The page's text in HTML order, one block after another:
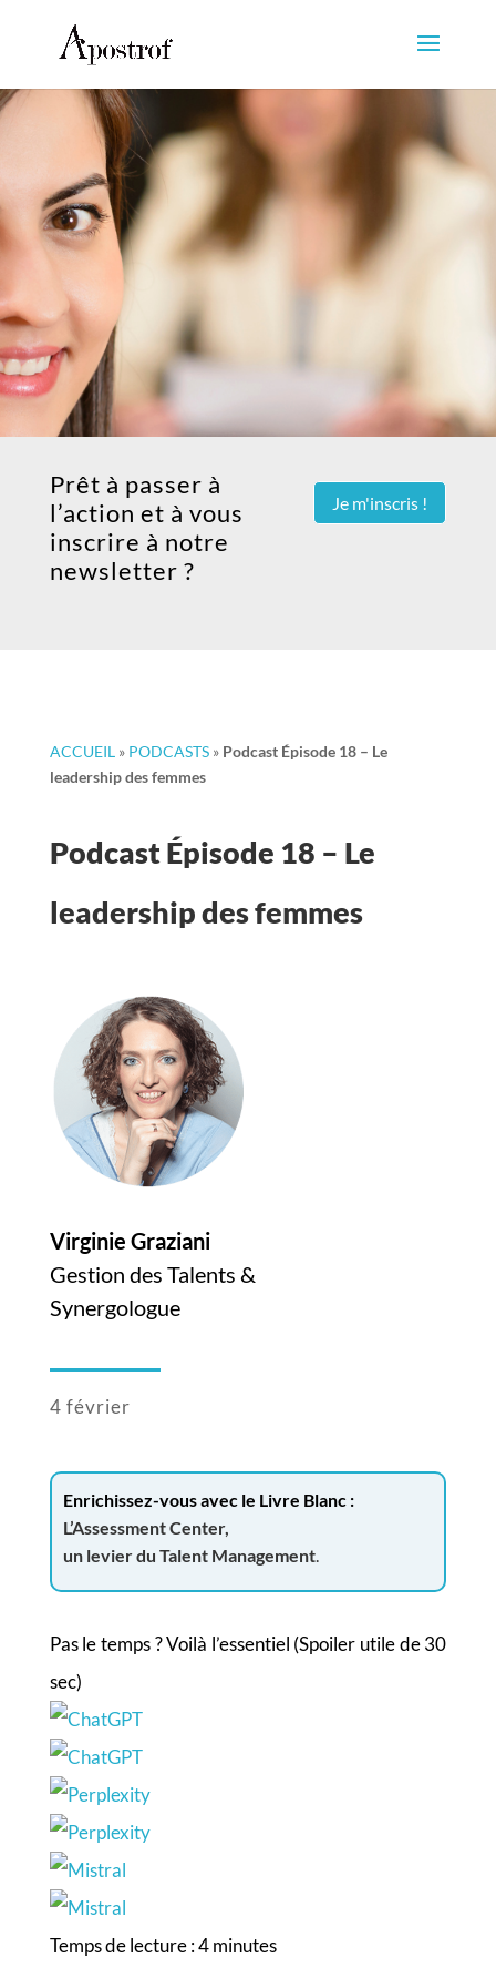
Prêt à passer à
l’action et à vous
inscrire à notre
newsletter ?
Je m'inscris !
ACCUEIL» PODCASTS» Podcast Épisode 18 – Le
leadership des femmes
Podcast Épisode 18 – Le
leadership des femmes
Virginie Graziani
Gestion des Talents &
Synergologue
4 février
Enrichissez-vous avec le Livre Blanc :
L’Assessment Center,
un levier du Talent Management.
Pas le temps ? Voilà l’essentiel (Spoiler utile de 30
sec)
Temps de lecture :4 minutes